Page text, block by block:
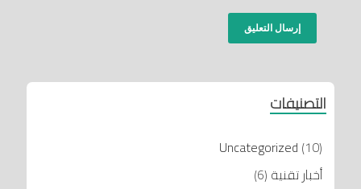
التصنيفات
Uncategorized (10)
أخبار تقنية (6)